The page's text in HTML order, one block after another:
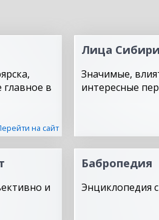
в
на сайт
Лица Сибири
Значимые,
интересные
и
Бабропедия
Энциклопедия